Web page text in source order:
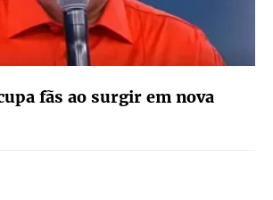
fãs ao surgir em nova